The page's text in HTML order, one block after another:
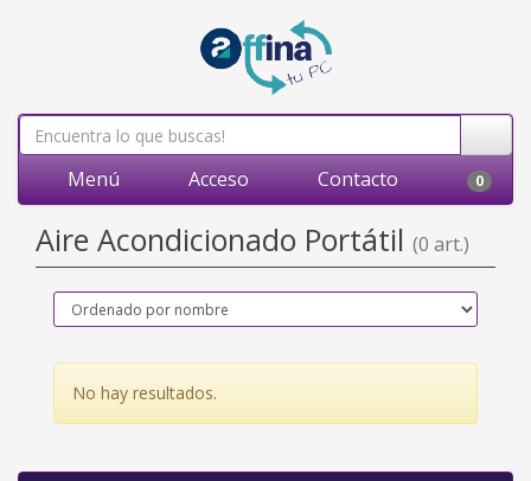
Menú Acceso Contacto 0
Aire Acondicionado Portátil (0 art.)
No hay resultados.